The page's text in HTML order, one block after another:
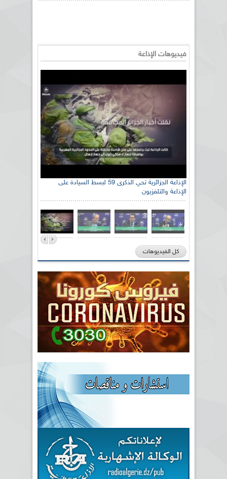
فيديوهات الإذاعة
الإذاعة الجزائرية تحي الذكرى 59 لبسط السيادة على
الإذاعة والتلفزيون
كل الفيديوهات